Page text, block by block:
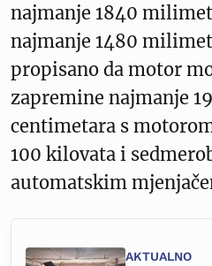
najmanje 1840
najmanje 1480
propisano da motor
zapremine najmanje
centimetara s
100 kilovata i
automatskim
AKTUALNO